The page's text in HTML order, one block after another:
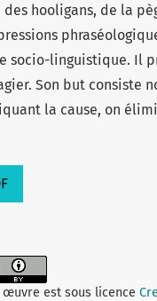
des hooligans, de la
socio-linguistique. Il
Son but consiste
la cause, on
œuvre est sous licence